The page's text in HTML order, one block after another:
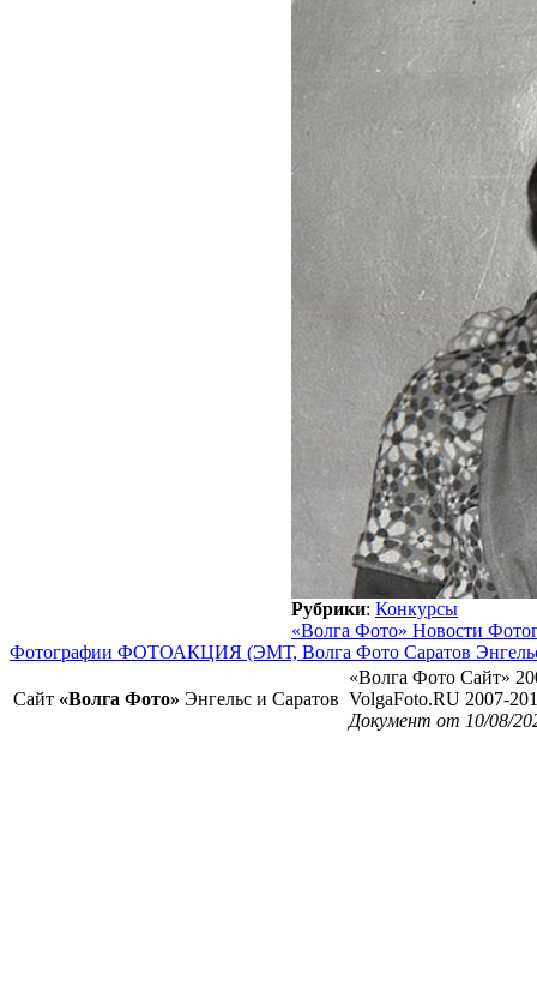
Рубрики: Конкурсы
«Волга Фото» Новости
Фотографии ФОТОАКЦИЯ (ЭМТ, Волга Фото Саратов
Сайт «Волга Фото» Энгельс и Саратов
«Волга Фото Сайт»
VolgaFoto.RU 2007-
Документ от 10/08/